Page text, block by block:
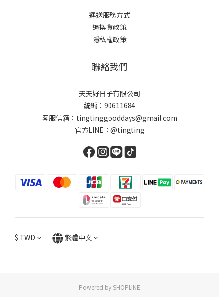
運送服務方式
退換貨政策
隱私權政策
聯絡我們
天天好日子有限公司
統編：90611684
客服信箱：tingtinggooddays@gmail.com
官方LINE：@tingting
$ TWD 繁體中文
Powered by SHOPLINE